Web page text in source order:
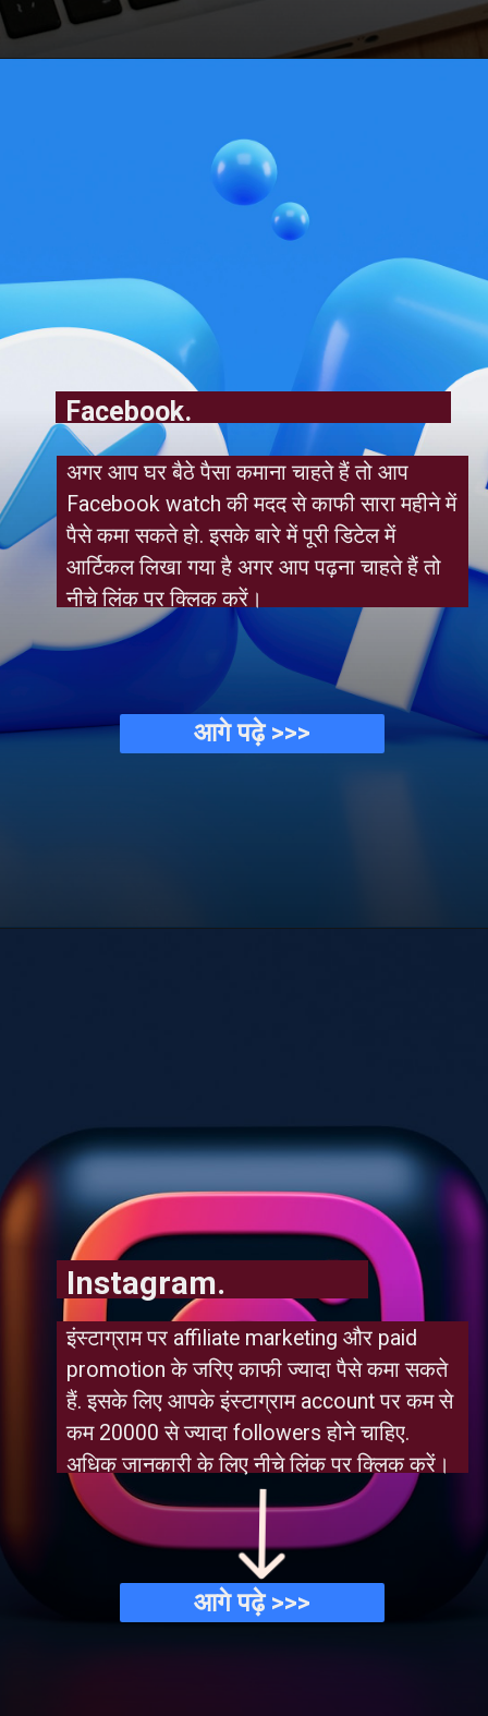
आगे पढ़े >>>
Facebook.
अगर आप घर बैठे पैसा कमाना चाहते हैं तो आप
Facebook watch की मदद से काफी सारा महीने में
पैसे कमा सकते हो. इसके बारे में पूरी डिटेल में
आर्टिकल लिखा गया है अगर आप पढ़ना चाहते हैं तो
नीचे लिंक पर क्लिक करें।
आगे पढ़े >>>
इंस्टाग्राम पर affiliate marketing और paid
promotion के जरिए काफी ज्यादा पैसे कमा सकते
हैं. इसके लिए आपके इंस्टाग्राम account पर कम से
कम 20000 से ज्यादा followers होने चाहिए.
अधिक जानकारी के लिए नीचे लिंक पर क्लिक करें।
Instagram.